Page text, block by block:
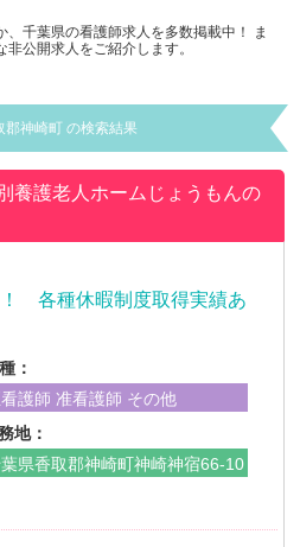
千葉県の看護師求人を多数掲載中！ ま
公開求人をご紹介します。
郡神崎町 の検索結果
養護老人ホームじょうもんの
各種休暇制度取得実績あ
：
護師 准看護師 その他
地：
県香取郡神崎町神崎神宿66-10